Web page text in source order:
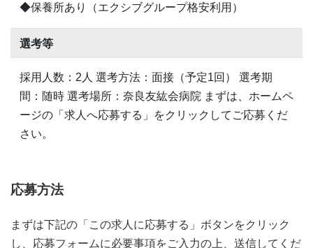
◆保養所あり（エクシブグループ格安利用）
選考等
採用人数：2人 選考方法：面接（予定1回） 選考期
間：随時 選考場所：奈良友紘会病院 まずは、ホームペ
ージの「求人へ応募する」をクリックしてご応募くだ
さい。
応募方法
まずは下記の「この求人に応募する」ボタンをクリック
し、応募フォームに必要事項をご入力の上、送信してくだ